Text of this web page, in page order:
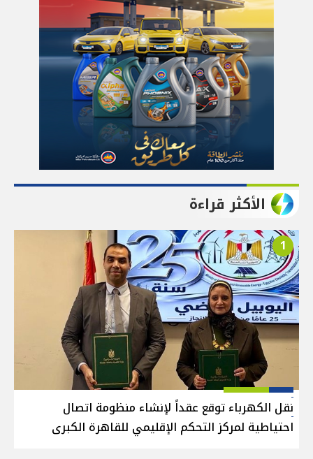
الأكثر قراءة
1
نقل الكهرباء توقع عقداً لإنشاء منظومة اتصال
احتياطية لمركز التحكم الإقليمي للقاهرة الكبرى